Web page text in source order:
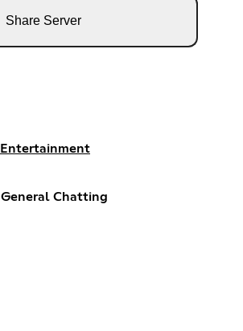
Share Server
Entertainment
General Chatting